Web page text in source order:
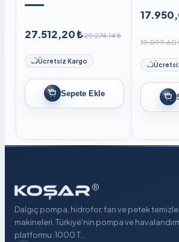
27.512,20 ₺29.274,14 ₺
Ücretsiz Kargo
Sepete Ekle
19.099,60
Dalgıç pompa, hidrofor, fan ve petek
makineleri. Türkiye'nin pompa ve
platformu. 1000 T...